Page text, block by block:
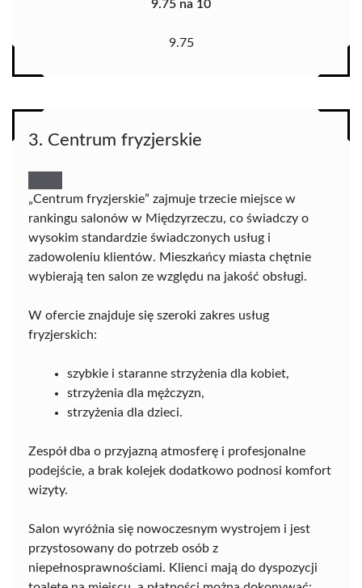
9.75 na 10
9.75
3. Centrum fryzjerskie
„Centrum fryzjerskie” zajmuje trzecie miejsce w
rankingu salonów w Międzyrzeczu, co świadczy o
wysokim standardzie świadczonych usług i
zadowoleniu klientów. Mieszkańcy miasta chętnie
wybierają ten salon ze względu na jakość obsługi.
W ofercie znajduje się szeroki zakres usług
fryzjerskich:
szybkie i staranne strzyżenia dla kobiet,
strzyżenia dla mężczyzn,
strzyżenia dla dzieci.
Zespół dba o przyjazną atmosferę i profesjonalne
podejście, a brak kolejek dodatkowo podnosi komfort
wizyty.
Salon wyróżnia się nowoczesnym wystrojem i jest
przystosowany do potrzeb osób z
niepełnosprawnościami. Klienci mają do dyspozycji